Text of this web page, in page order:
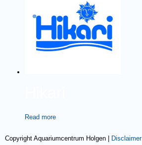
Read more
Copyright Aquariumcentrum Holgen | Disclaimer